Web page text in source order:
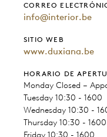
CORREO
info@interior.be
SITIO WEB
www.duxiana.be
HORARIO DE
Monday Closed –
Tuesday 10:30 - 1600
Wednesday 10:30 -
Thursday 10:30 - 1600